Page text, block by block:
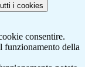
i cookies
consentire.
funzionamento della